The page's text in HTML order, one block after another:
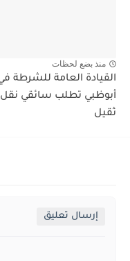
منذ بضع لحظات
القيادة العامة للشرطة
أبوظبي تطلب سائقي نقل
ثقيل
إرسال تعليق